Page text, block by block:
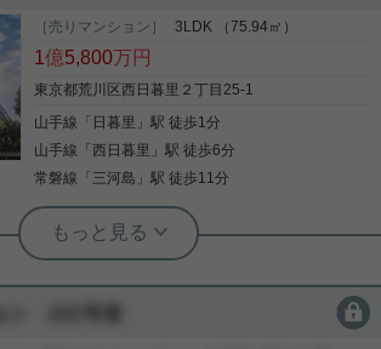
コンパクトながら所有権の新築戸建てが登場 西日暮
里駅が徒歩圏 下町情緒なエリアながら生活の利便性
も良く暮らしやすい住宅エリアです。
［売りマンション］ 3LDK （75.94㎡）
1億5,800万円
東京都荒川区西日暮里２丁目25-1
山手線 「 日暮里 」駅 徒歩1分
山手線 「西日暮里 」駅 徒歩6分
常磐線 「 三河島 」駅 徒歩11分
実用根津ホーム株式会社 根津駅前センター） スタ
★日暮里駅徒歩1分 ペデストリアンデ
ッキ直通 ★総戸数340戸 ハイブリット
制震構造 ★ペット飼育可・駐車場空有